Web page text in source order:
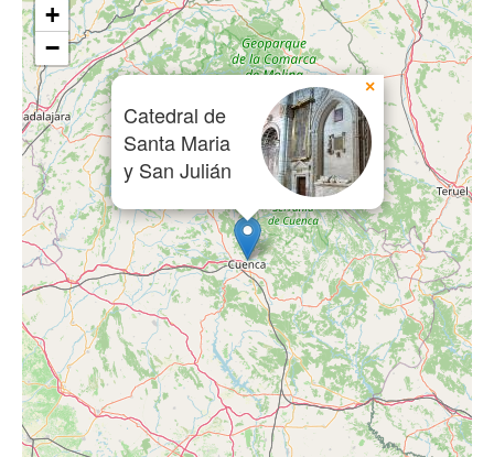
Catedral de
Santa Maria
y San Julián
×
+
−